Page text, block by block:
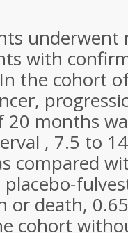
underwent
with
the cohort
,
20 months
, 7.5 to
compared
or death,
cohort